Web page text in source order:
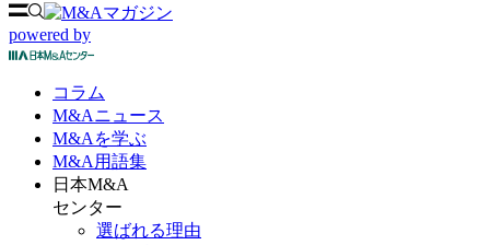
powered by
コラム
M&Aニュース
M&Aを学ぶ
M&A 用語集
日本M&A
センター
選ばれる理由